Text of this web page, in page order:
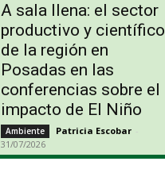
A sala llena: el sector
productivo y científico
de la región en
Posadas en las
conferencias sobre el
impacto de El Niño
Ambiente Patricia Escobar -
31/07/2026